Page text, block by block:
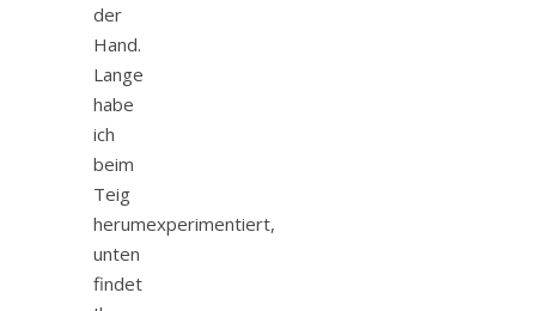
der
Hand.
Lange
habe
ich
beim
Teig
herumexperimentiert,
unten
findet